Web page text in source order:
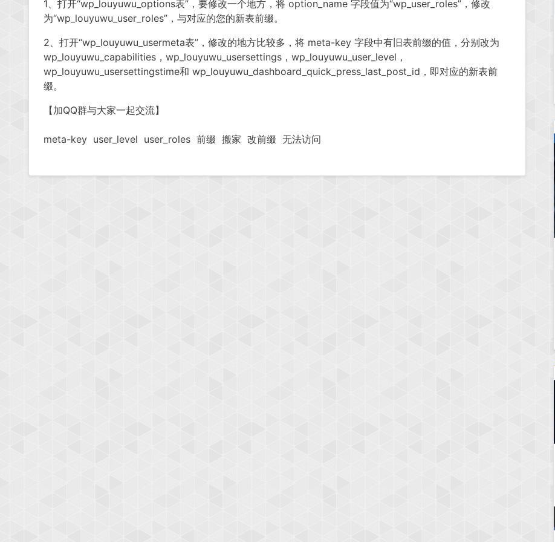
1、打开“wp_louyuwu_options表”，要修改一个地方，将 option_name 字段值为“wp_user_roles”，修改
为“wp_louyuwu_user_roles”，与对应的您的新表前缀。
2、打开“wp_louyuwu_usermeta表”，修改的地方比较多，将 meta-key 字段中有旧表前缀的值，分别改为
wp_louyuwu_capabilities，wp_louyuwu_usersettings，wp_louyuwu_user_level，
wp_louyuwu_usersettingstime和 wp_louyuwu_dashboard_quick_press_last_post_id，即对应的新表前
缀。
【加QQ群与大家一起交流】
meta-key user_level user_roles 前缀 搬家 改前缀 无法访问